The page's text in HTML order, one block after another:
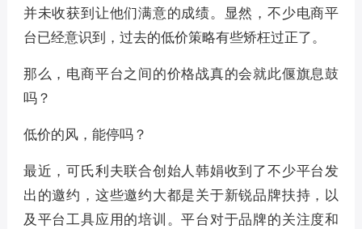
并未收获到让他们满意的成绩。显然，不少电商平
台已经意识到，过去的低价策略有些矫枉过正了。
那么，电商平台之间的价格战真的会就此偃旗息鼓
吗？
低价的风，能停吗？
最近，可氏利夫联合创始人韩娟收到了不少平台发
出的邀约，这些邀约大都是关于新锐品牌扶持，以
及平台工具应用的培训。平台对于品牌的关注度和